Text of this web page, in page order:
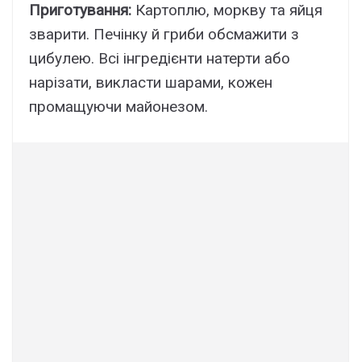
Приготування: Картоплю, моркву та яйця
зварити. Печінку й гриби обсмажити з
цибулею. Всі інгредієнти натерти або
нарізати, викласти шарами, кожен
промащуючи майонезом.